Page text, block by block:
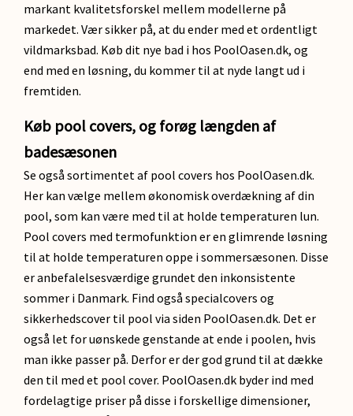
markant kvalitetsforskel mellem modellerne på
markedet. Vær sikker på, at du ender med et ordentligt
vildmarksbad. Køb dit nye bad i hos PoolOasen.dk, og
end med en løsning, du kommer til at nyde langt ud i
fremtiden.
Køb pool covers, og forøg længden af
badesæsonen
Se også sortimentet af pool covers hos PoolOasen.dk.
Her kan vælge mellem økonomisk overdækning af din
pool, som kan være med til at holde temperaturen lun.
Pool covers med termofunktion er en glimrende løsning
til at holde temperaturen oppe i sommersæsonen. Disse
er anbefalelsesværdige grundet den inkonsistente
sommer i Danmark. Find også specialcovers og
sikkerhedscover til pool via siden PoolOasen.dk. Det er
også let for uønskede genstande at ende i poolen, hvis
man ikke passer på. Derfor er der god grund til at dække
den til med et pool cover. PoolOasen.dk byder ind med
fordelagtige priser på disse i forskellige dimensioner,